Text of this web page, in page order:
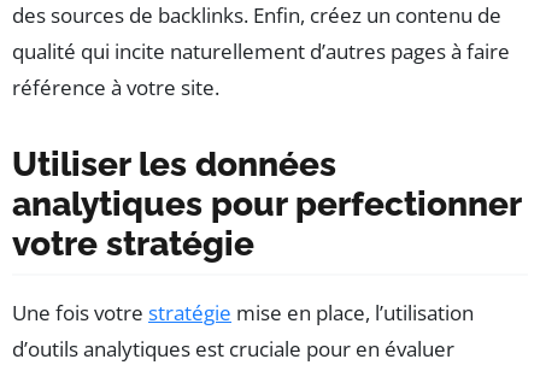
des sources de backlinks. Enfin, créez un contenu de
qualité qui incite naturellement d’autres pages à faire
référence à votre site.
Utiliser les données
analytiques pour perfectionner
votre stratégie
Une fois votre stratégie mise en place, l’utilisation
d’outils analytiques est cruciale pour en évaluer